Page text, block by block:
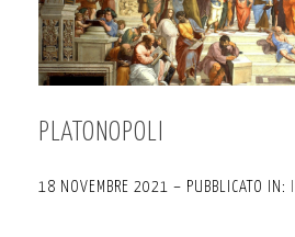
PLATONOPOLI
18 NOVEMBRE 2021 – PUBBLICATO IN: